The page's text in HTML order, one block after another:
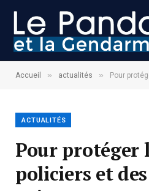
Accueil » actualités » Pour protéger
ACTUALITÉS
Pour protéger
policiers et